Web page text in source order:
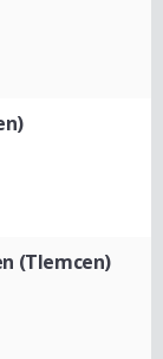
(Tlemcen)